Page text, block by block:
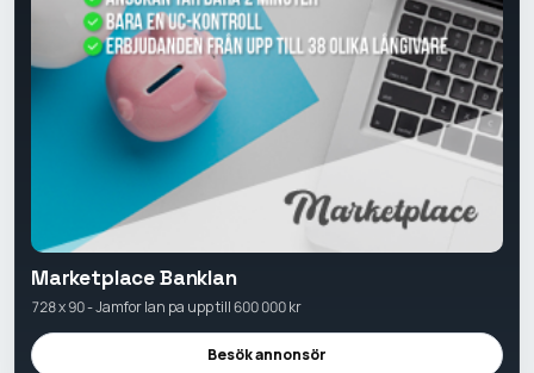
Marketplace Banklan
728 x 90 - Jamfor lan pa upp till 600 000 kr
Besök annonsör